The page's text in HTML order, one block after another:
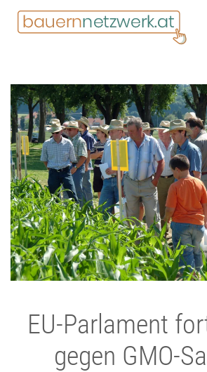
EU-Parlament
gegen GMO-